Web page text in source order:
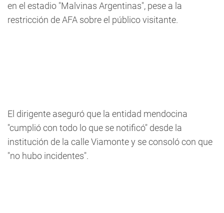
en el estadio "Malvinas Argentinas", pese a la
restricción de AFA sobre el público visitante.
El dirigente aseguró que la entidad mendocina
"cumplió con todo lo que se notificó" desde la
institución de la calle Viamonte y se consoló con que
"no hubo incidentes".